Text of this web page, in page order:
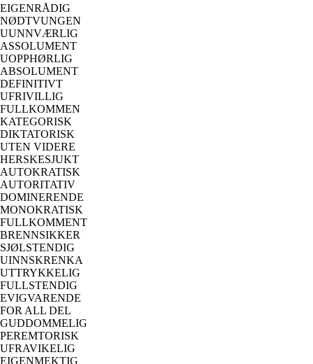
EIGENRÅDIG
NØDTVUNGEN
UUNNVÆRLIG
ASSOLUMENT
UOPPHØRLIG
ABSOLUMENT
DEFINITIVT
UFRIVILLIG
FULLKOMMEN
KATEGORISK
DIKTATORISK
UTEN VIDERE
HERSKESJUKT
AUTOKRATISK
AUTORITATIV
DOMINERENDE
MONOKRATISK
FULLKOMMENT
BRENNSIKKER
SJØLSTENDIG
UINNSKRENKA
UTTRYKKELIG
FULLSTENDIG
EVIGVARENDE
FOR ALL DEL
GUDDOMMELIG
PEREMTORISK
UFRAVIKELIG
EIGENMEKTIG